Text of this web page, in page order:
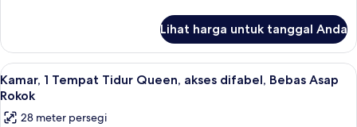
Bed,
Non
Smoking
Standard
Room,
1
King
Non
Lihat harga untuk tanggal Anda
Lihat
semua
foto
Kamar, 1 Tempat Tidur Queen,
3
Kamar, 1 Tempat Tidur Queen, akses difabel, Bebas Asap
Rokok
28 meter persegi